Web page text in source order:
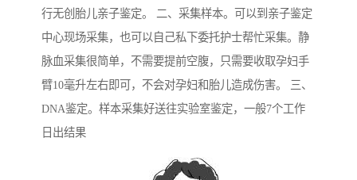
行无创胎儿亲子鉴定。 二、采集样本。可以到亲子鉴定
中心现场采集，也可以自己私下委托护士帮忙采集。静
脉血采集很简单，不需要提前空腹，只需要收取孕妇手
臂10毫升左右即可，不会对孕妇和胎儿造成伤害。 三、
DNA鉴定。样本采集好送往实验室鉴定，一般7个工作
日出结果